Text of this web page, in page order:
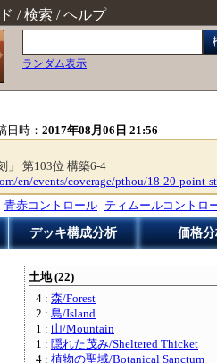
/検索 /ヘルプ
ランダム表示
時： 2017年08月06日 21:56
」 第103位 構築6-4
en/events/coverage/pthou/18-20-point-
青赤コントロール ティムールコントロ
デッキ構成分析 価格
土地 (22)
4 : 森/Forest
2 : 島/Island
1 : 山/Mountain
1 : 隠れた茂み/Sheltered Thicket
4 : 植物の聖域/Botanical Sanctum